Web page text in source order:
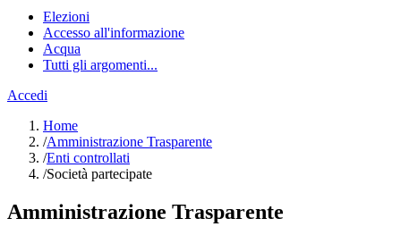
Elezioni
Accesso all'informazione
Acqua
Tutti gli argomenti...
Accedi
Home
/Amministrazione Trasparente
/Enti controllati
/Società partecipate
Amministrazione Trasparente